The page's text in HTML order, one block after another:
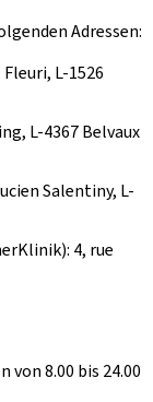
Adressen:
L-1526
L-4367 Belvaux
Salentiny, L-
4, rue
8.00 bis 24.00